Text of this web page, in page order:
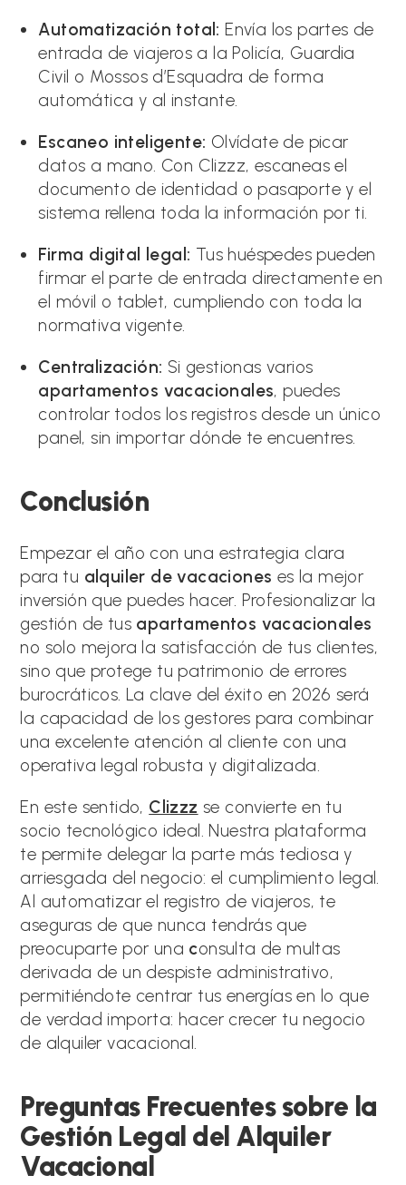
Automatización total: Envía los partes de
entrada de viajeros a la Policía, Guardia
Civil o Mossos d’Esquadra de forma
automática y al instante.
Escaneo inteligente: Olvídate de picar
datos a mano. Con Clizzz, escaneas el
documento de identidad o pasaporte y el
sistema rellena toda la información por ti.
Firma digital legal: Tus huéspedes pueden
firmar el parte de entrada directamente en
el móvil o tablet, cumpliendo con toda la
normativa vigente.
Centralización: Si gestionas varios
apartamentos vacacionales, puedes
controlar todos los registros desde un único
panel, sin importar dónde te encuentres.
Conclusión
Empezar el año con una estrategia clara
para tu alquiler de vacaciones es la mejor
inversión que puedes hacer. Profesionalizar la
gestión de tus apartamentos vacacionales
no solo mejora la satisfacción de tus clientes,
sino que protege tu patrimonio de errores
burocráticos. La clave del éxito en 2026 será
la capacidad de los gestores para combinar
una excelente atención al cliente con una
operativa legal robusta y digitalizada.
En este sentido, Clizzz se convierte en tu
socio tecnológico ideal. Nuestra plataforma
te permite delegar la parte más tediosa y
arriesgada del negocio: el cumplimiento legal.
Al automatizar el registro de viajeros, te
aseguras de que nunca tendrás que
preocuparte por una consulta de multas
derivada de un despiste administrativo,
permitiéndote centrar tus energías en lo que
de verdad importa: hacer crecer tu negocio
de alquiler vacacional.
Preguntas Frecuentes sobre la
Gestión Legal del Alquiler
Vacacional